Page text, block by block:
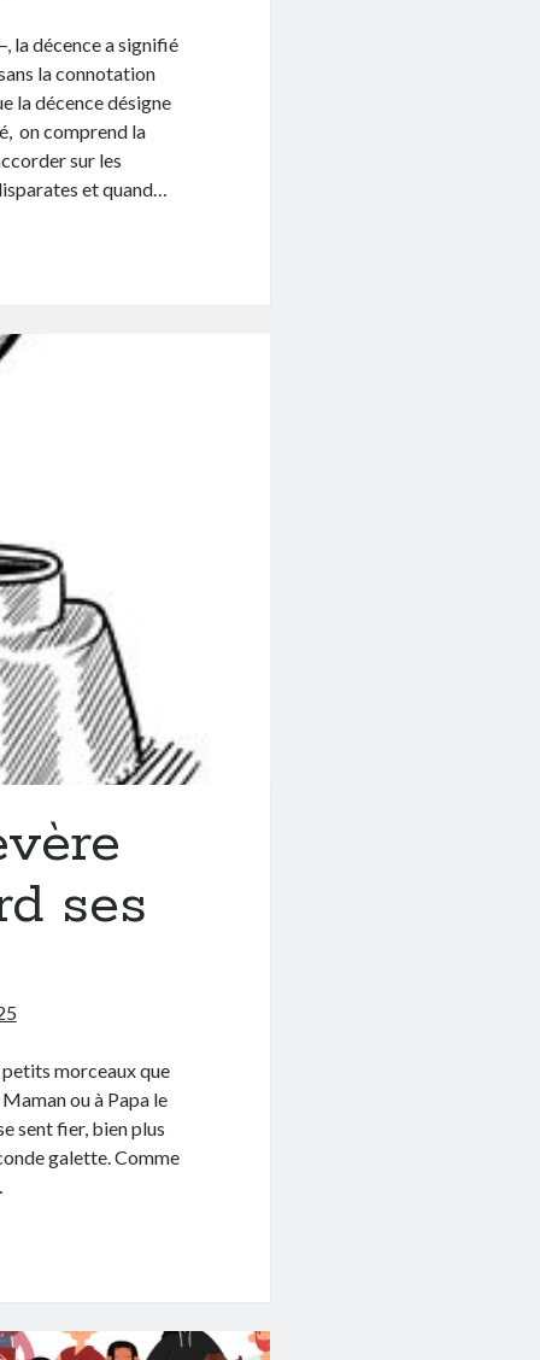
la décence a signifié
la connotation
la décence désigne
on comprend la
sur les
et quand…
ses
morceaux que
ou à Papa le
sent fier, bien plus
galette. Comme